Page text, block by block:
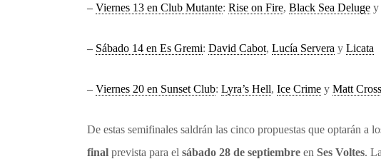
– Viernes 13 en Club Mutante: Rise on Fire, Black Sea Deluge y
– Sábado 14 en Es Gremi: David Cabot, Lucía Servera y Licata
– Viernes 20 en Sunset Club: Lyra’s Hell, Ice Crime y Matt
De estas semifinales saldrán las cinco propuestas que optarán a
final prevista para el sábado 28 de septiembre en Ses Voltes.